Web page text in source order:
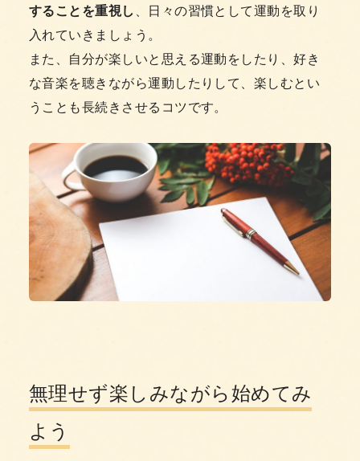
することを重視し 、日々の習慣として運動を取り
入れていきましょう。
また、自分が楽しいと思える運動をしたり、好き
な音楽を聴きながら運動したりして、楽しむとい
うことも長続きさせるコツです。
無理せず楽しみながら始めてみ
よう